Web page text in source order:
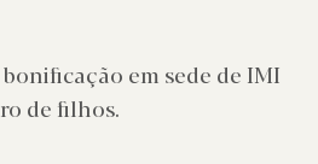
bonificação em sede de IMI
de filhos.